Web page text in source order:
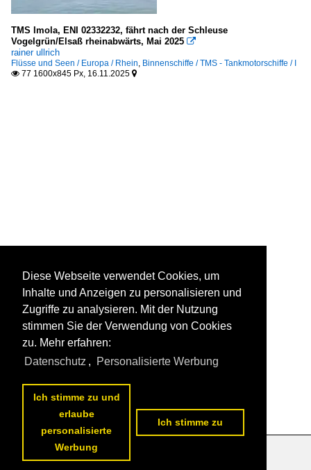
TMS Imola, ENI 02332232, fährt nach der Schleuse
Vogelgrün/Elsaß rheinabwärts, Mai 2025 
rainer ullrich
Flüsse und Seen / Europa / Rhein, Binnenschiffe / TMS - Tankmotorschiffe / I
 77 1600x845 Px, 16.11.2025 
Datenschutzerklärung
Diese Webseite verwendet Cookies, um
Inhalte und Anzeigen zu personalisieren und
Zugriffe zu analysieren. Mit der Nutzung
stimmen Sie der Verwendung von Cookies
zu. Mehr erfahren:
Datenschutz , Personalisierte Werbung
Ich stimme zu und
erlaube
personalisierte
Werbung
Ich stimme zu